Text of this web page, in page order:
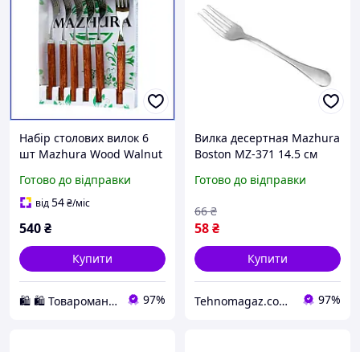
Набір столових вилок 6
шт Mazhura Wood Walnut
дерев'яною ручкою
коричневий преміум
Готово до відправки
від54₴/міс
540₴
Купити
🛍️ 🛍️ Товароманія 🛍️ 🛍️ 97%
Вилка десертная Mazhura
Boston MZ-371 14.5 см
Готово до відправки
58₴
66 ₴
Купити
Tehnomagaz.com.ua - це передовий інтернет-магазин, спеціалізуючийся на продажу техніки 97%